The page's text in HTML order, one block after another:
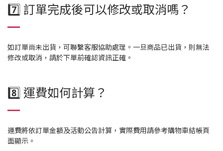
7️⃣ 訂單完成後可以修改或取消嗎？
如訂單尚未出貨，可聯繫客服協助處理。一旦商品已出貨，則無法
修改或取消，請於下單前確認資訊正確。
8️⃣ 運費如何計算？
運費將依訂單金額及活動公告計算，實際費用請參考購物車結帳頁
面顯示。